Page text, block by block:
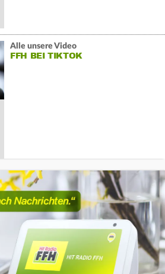
Alle unsere Video
FFH BEI TIKTOK